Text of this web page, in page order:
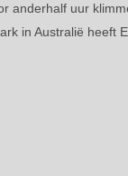
anderhalf uur
in Australië heeft